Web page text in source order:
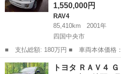
1,550,000円
RAV4
85,410km
2001年
四国中央市
■ 支払総額: 180万円 ■ 車両本体価格： 1,550,000 円 ■ メーカー
名： トヨタ ■ 車種名： ＲＡＶ４
パッケージ ４ＷＤ ■ 排気量：
愛媛 四国中央市
トヨタ ＲＡＶ４